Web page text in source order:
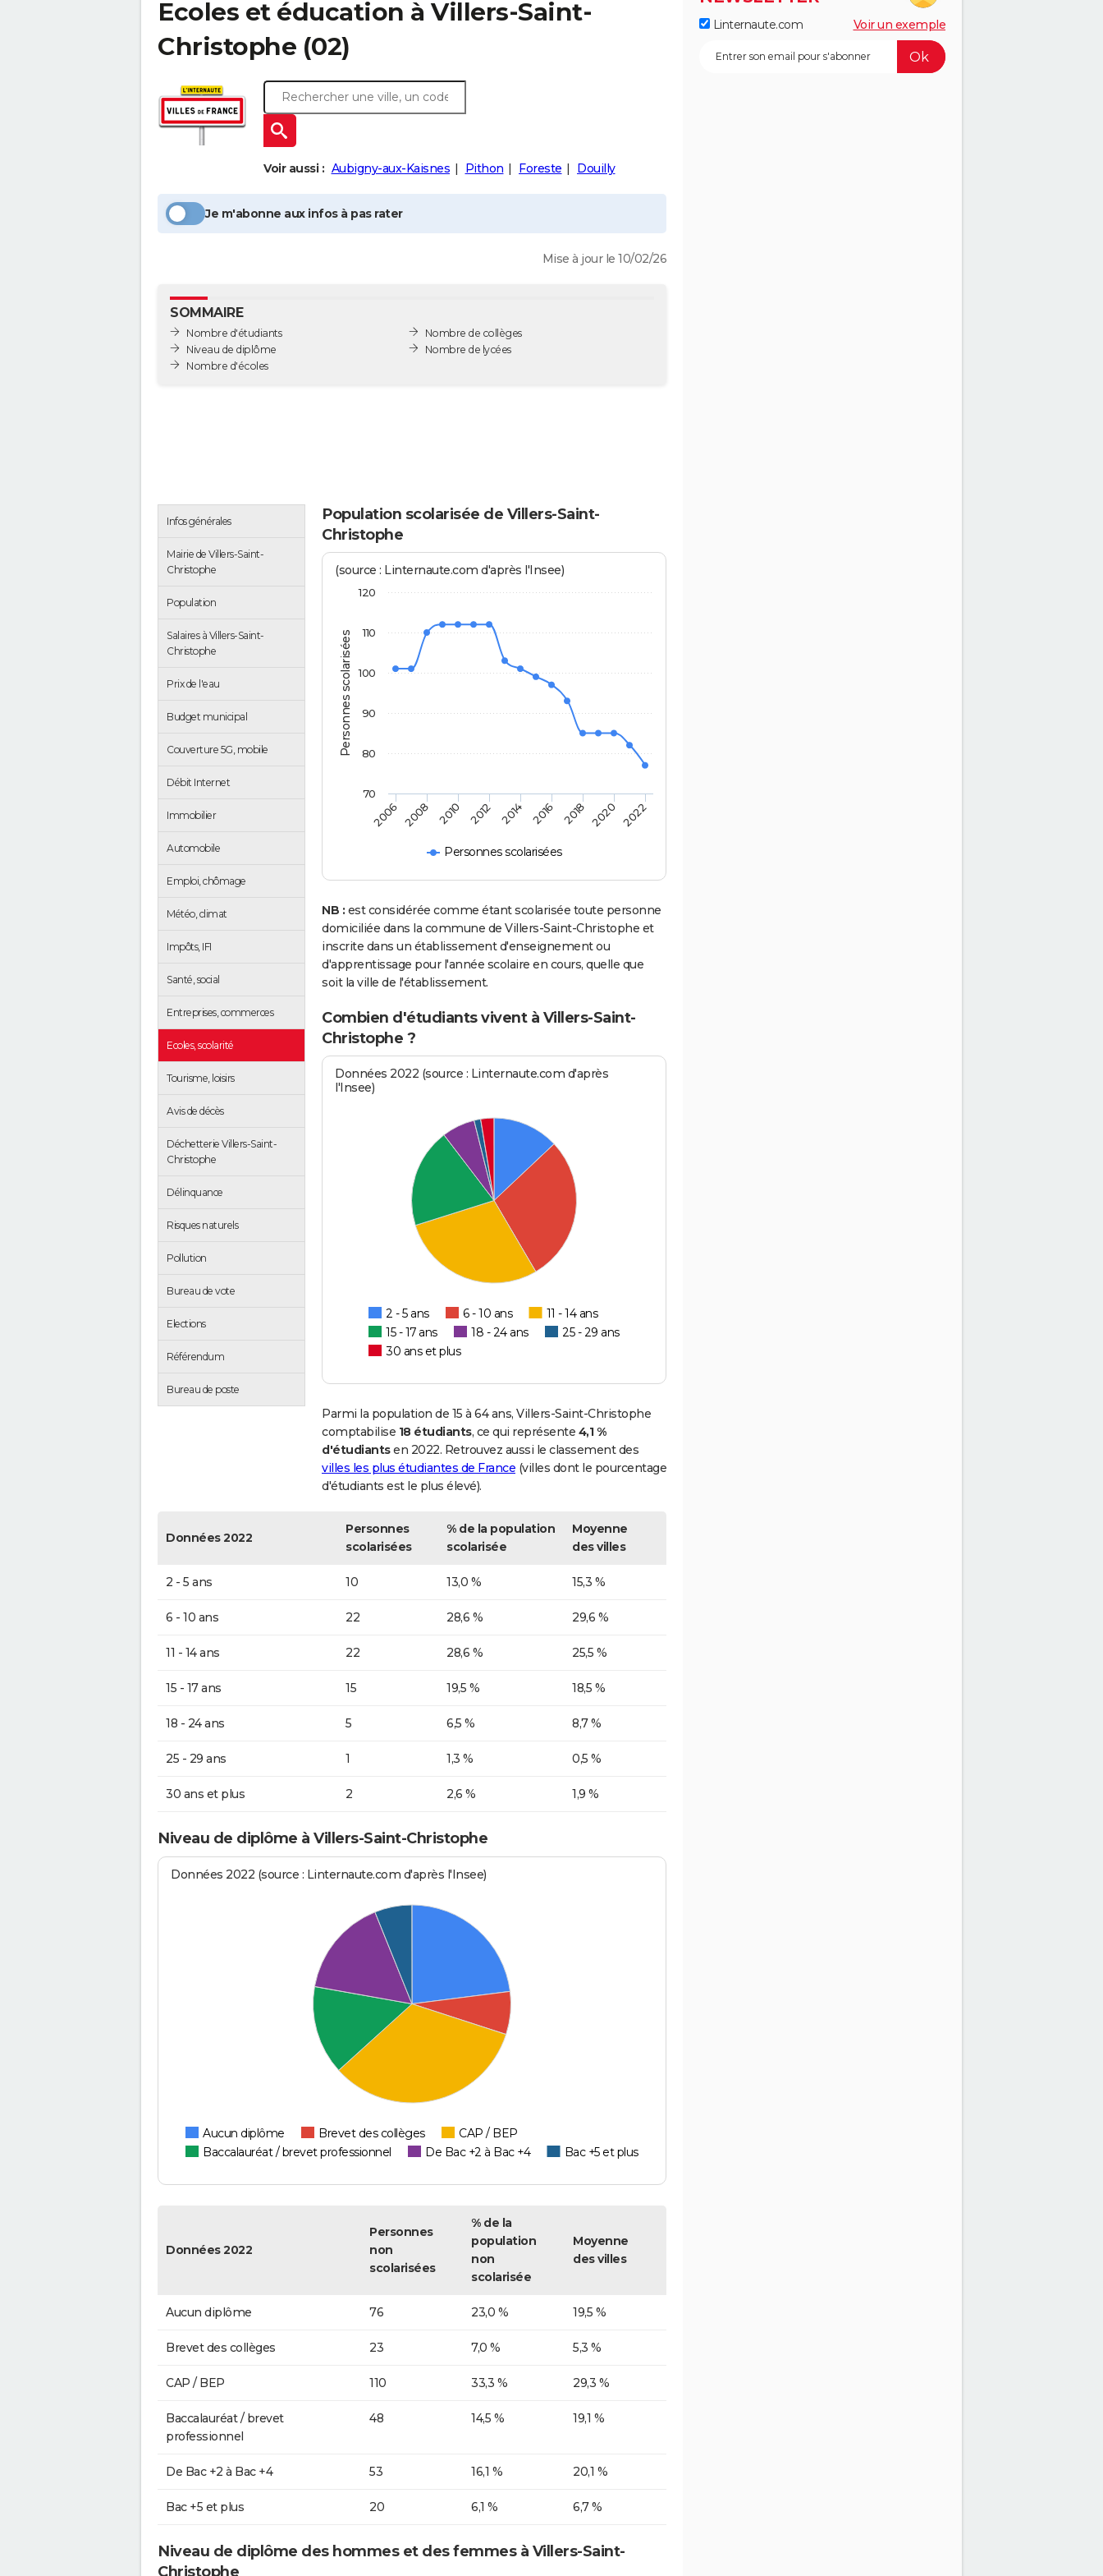
Ecoles et éducation à Villers-Saint-
Christophe (02)
Voir aussi : Aubigny-aux-Kaisnes Pithon Foreste Douilly
Je m'abonne aux infos à pas rater
Mise à jour le 10/02/26
SOMMAIRE
Nombre d'étudiants
Niveau de diplôme
Nombre d'écoles
Nombre de collèges
Nombre de lycées
Infos générales
Mairie de Villers-Saint-
Christophe
Population
Salaires à Villers-Saint-
Christophe
Prix de l'eau
Budget municipal
Couverture 5G, mobile
Débit Internet
Immobilier
Automobile
Emploi, chômage
Météo, climat
Impôts, IFI
Santé, social
Entreprises, commerces
Ecoles, scolarité
Tourisme, loisirs
Avis de décès
Déchetterie Villers-Saint-
Christophe
Délinquance
Risques naturels
Pollution
Bureau de vote
Elections
Référendum
Bureau de poste
Population scolarisée de Villers-Saint-
Christophe
Personnes scolarisées
(source : Linternaute.com d'après l'Insee)
Personnes scolarisées
2006 2008 2010 2012 2014 2016 2018 2020 2022
70
80
90
100
110
120
NB : est considérée comme étant scolarisée toute personne
domiciliée dans la commune de Villers-Saint-Christophe et
inscrite dans un établissement d'enseignement ou
d'apprentissage pour l'année scolaire en cours, quelle que
soit la ville de l'établissement.
Combien d'étudiants vivent à Villers-Saint-
Christophe ?
Données 2022 (source : Linternaute.com d'après
l'Insee)
2 - 5 ans 6 - 10 ans
11 - 14 ans
15 - 17 ans
18 - 24 ans
25 - 29 ans
30 ans et plus
Parmi la population de 15 à 64 ans, Villers-Saint-Christophe
comptabilise 18 étudiants, ce qui représente 4,1 %
d'étudiantsen 2022. Retrouvez aussi le classement des
villes les plus étudiantes de France (villes dont le pourcentage
d'étudiants est le plus élevé).
Données 2022
Personnes
scolarisées
% de la population
scolarisée
Moyenne
des villes
2 - 5 ans 10 13,0 % 15,3 %
6 - 10 ans 22 28,6 % 29,6 %
11 - 14 ans 22 28,6 % 25,5 %
15 - 17 ans 15 19,5 % 18,5 %
18 - 24 ans 5 6,5 % 8,7 %
25 - 29 ans 1 1,3 % 0,5 %
30 ans et plus 2 2,6 % 1,9 %
Niveau de diplôme à Villers-Saint-Christophe
Données 2022 (source : Linternaute.com d'après l'Insee)
Aucun diplôme Brevet des collèges
CAP / BEP
Baccalauréat / brevet professionnel
De Bac +2 à Bac +4 Bac +5 et plus
Données 2022
Personnes
non
scolarisées
% de la
population
non
scolarisée
Moyenne
des villes
Aucun diplôme 76 23,0 % 19,5 %
Brevet des collèges 23 7,0 % 5,3 %
CAP / BEP 110 33,3 % 29,3 %
Baccalauréat / brevet
professionnel
48 14,5 % 19,1 %
De Bac +2 à Bac +4 53 16,1 % 20,1 %
Bac +5 et plus 20 6,1 % 6,7 %
Niveau de diplôme des hommes et des femmes à Villers-Saint-
Christophe
Linternaute.com Voir un exemple